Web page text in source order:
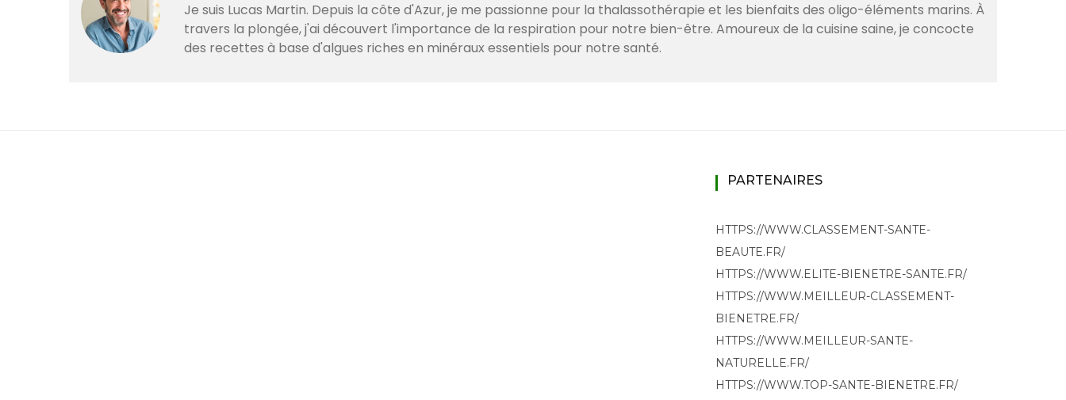
Je suis Lucas Martin. Depuis la côte d'Azur, je me passionne pour la thalassothérapie et les bienfaits des oligo-éléments marins. À
travers la plongée, j'ai découvert l'importance de la respiration pour notre bien-être. Amoureux de la cuisine saine, je concocte
des recettes à base d'algues riches en minéraux essentiels pour notre santé.
PARTENAIRES
HTTPS://WWW.CLASSEMENT-SANTE-
BEAUTE.FR/
HTTPS://WWW.ELITE-BIENETRE-SANTE.FR/
HTTPS://WWW.MEILLEUR-CLASSEMENT-
BIENETRE.FR/
HTTPS://WWW.MEILLEUR-SANTE-
NATURELLE.FR/
HTTPS://WWW.TOP-SANTE-BIENETRE.FR/